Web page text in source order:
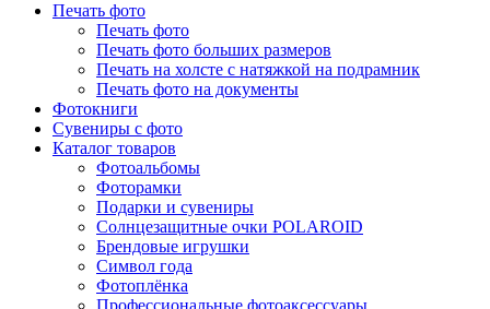
Печать фото
Печать фото
Печать фото больших размеров
Печать на холсте с натяжкой на подрамник
Печать фото на документы
Фотокниги
Сувениры с фото
Каталог товаров
Фотоальбомы
Фоторамки
Подарки и сувениры
Солнцезащитные очки POLAROID
Брендовые игрушки
Символ года
Фотоплёнка
Профессиональные фотоаксессуары